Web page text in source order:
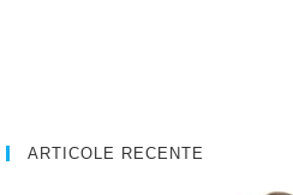
ARTICOLE RECENTE